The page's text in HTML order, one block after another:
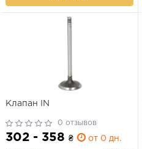
Клапан IN
0 отзывов
302 - 358 ₴ от 0 дн.